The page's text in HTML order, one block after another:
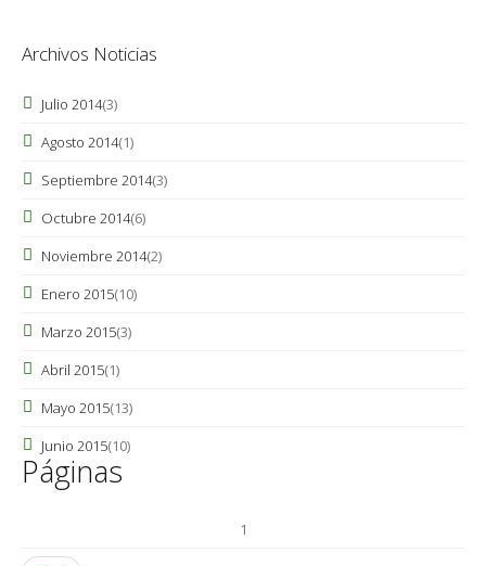
Archivos Noticias
Julio 2014(3)
Agosto 2014(1)
Septiembre 2014(3)
Octubre 2014(6)
Noviembre 2014(2)
Enero 2015(10)
Marzo 2015(3)
Abril 2015(1)
Mayo 2015(13)
Junio 2015(10)
Páginas
1